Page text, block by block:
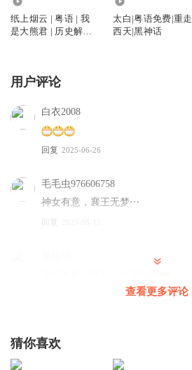
纸上烟云 | 粤语 | 我
是大熊君 | 历史解谜 |
太白|粤语免费|重走
西天|黑神话
用户评论
白衣2008
回复 2025-06-26
毛毛虫976606758
神女有意，襄王无梦⋯
回复
查看更多评论
猜你喜欢